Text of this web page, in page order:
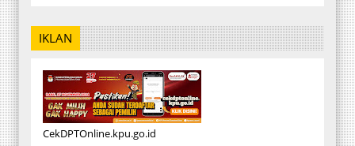
IKLAN
CekDPTOnline.kpu.go.id